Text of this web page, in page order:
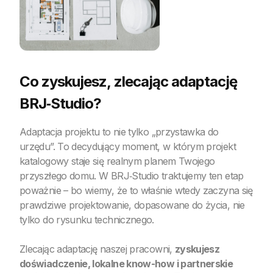
Co zyskujesz, zlecając adaptację
BRJ‑Studio?
Adaptacja projektu to nie tylko „przystawka do
urzędu”. To decydujący moment, w którym projekt
katalogowy staje się realnym planem Twojego
przyszłego domu. W BRJ‑Studio traktujemy ten etap
poważnie – bo wiemy, że to właśnie wtedy zaczyna się
prawdziwe projektowanie, dopasowane do życia, nie
tylko do rysunku technicznego.
Zlecając adaptację naszej pracowni, zyskujesz
doświadczenie, lokalne know-how i partnerskie